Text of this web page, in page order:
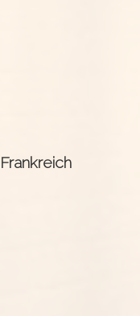
Frankreich